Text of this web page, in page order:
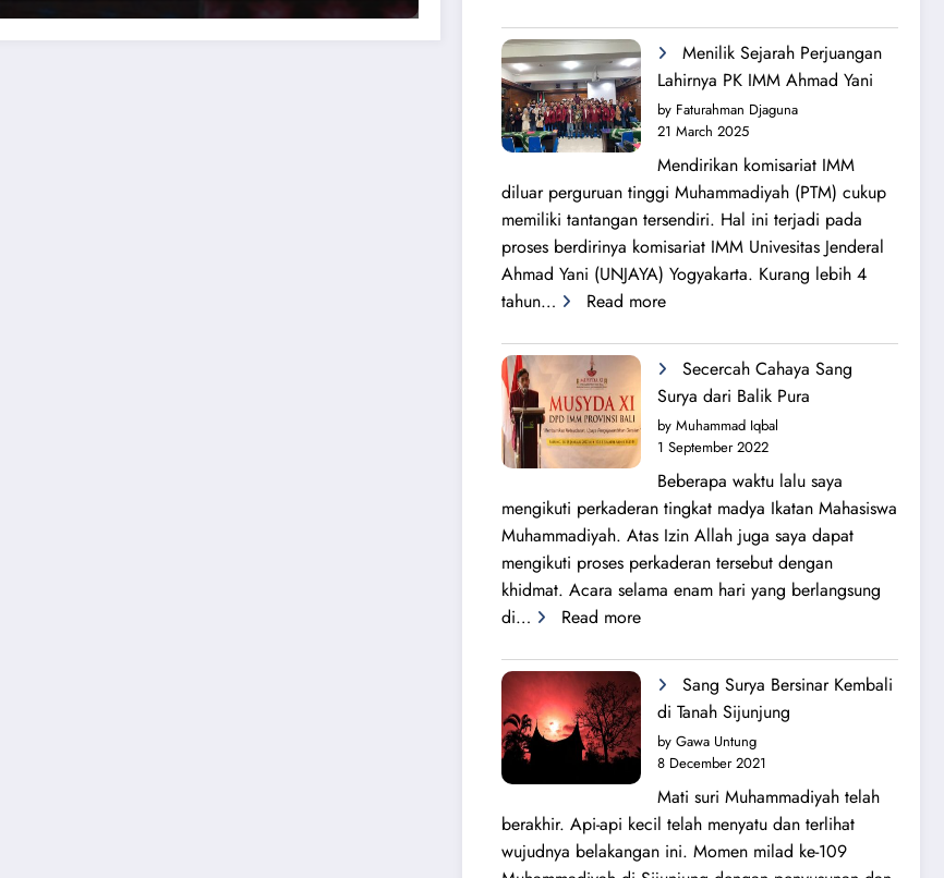
Hijrah
Syiarkan
Islam
di
Melbourne
dan
Brisbane
Menilik Sejarah Perjuangan
Lahirnya PK IMM Ahmad Yani
by Faturahman Djaguna
21 March 2025
Mendirikan komisariat IMM
diluar perguruan tinggi Muhammadiyah (PTM) cukup
memiliki tantangan tersendiri. Hal ini terjadi pada
proses berdirinya komisariat IMM Univesitas Jenderal
Ahmad Yani (UNJAYA) Yogyakarta. Kurang lebih 4
tahun…
Read more:
Perjuangan
Lahirnya
PK
IMM
Ahmad
Yani
Secercah Cahaya Sang
Surya dari Balik Pura
by Muhammad Iqbal
1 September 2022
Beberapa waktu lalu saya
mengikuti perkaderan tingkat madya Ikatan Mahasiswa
Muhammadiyah. Atas Izin Allah juga saya dapat
mengikuti proses perkaderan tersebut dengan
khidmat. Acara selama enam hari yang berlangsung
di…
Read more:
Sang
Surya
dari
Balik
Pura
Sang Surya Bersinar Kembali
di Tanah Sijunjung
by Gawa Untung
8 December 2021
Mati suri Muhammadiyah telah
berakhir. Api-api kecil telah menyatu dan terlihat
wujudnya belakangan ini. Momen milad ke-109